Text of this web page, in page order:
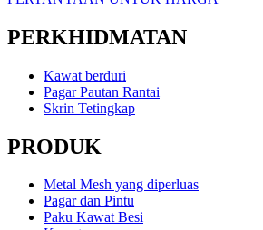
PERKHIDMATAN
Kawat berduri
Pagar Pautan Rantai
Skrin Tetingkap
PRODUK
Metal Mesh yang diperluas
Pagar dan Pintu
Paku Kawat Besi